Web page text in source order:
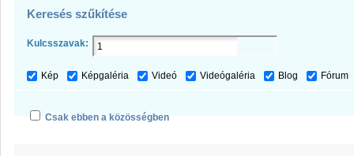
Keresés szűkítése
Kulcsszavak:
Kép Képgaléria Videó Videógaléria Blog Fórum
Csak ebben a közösségben